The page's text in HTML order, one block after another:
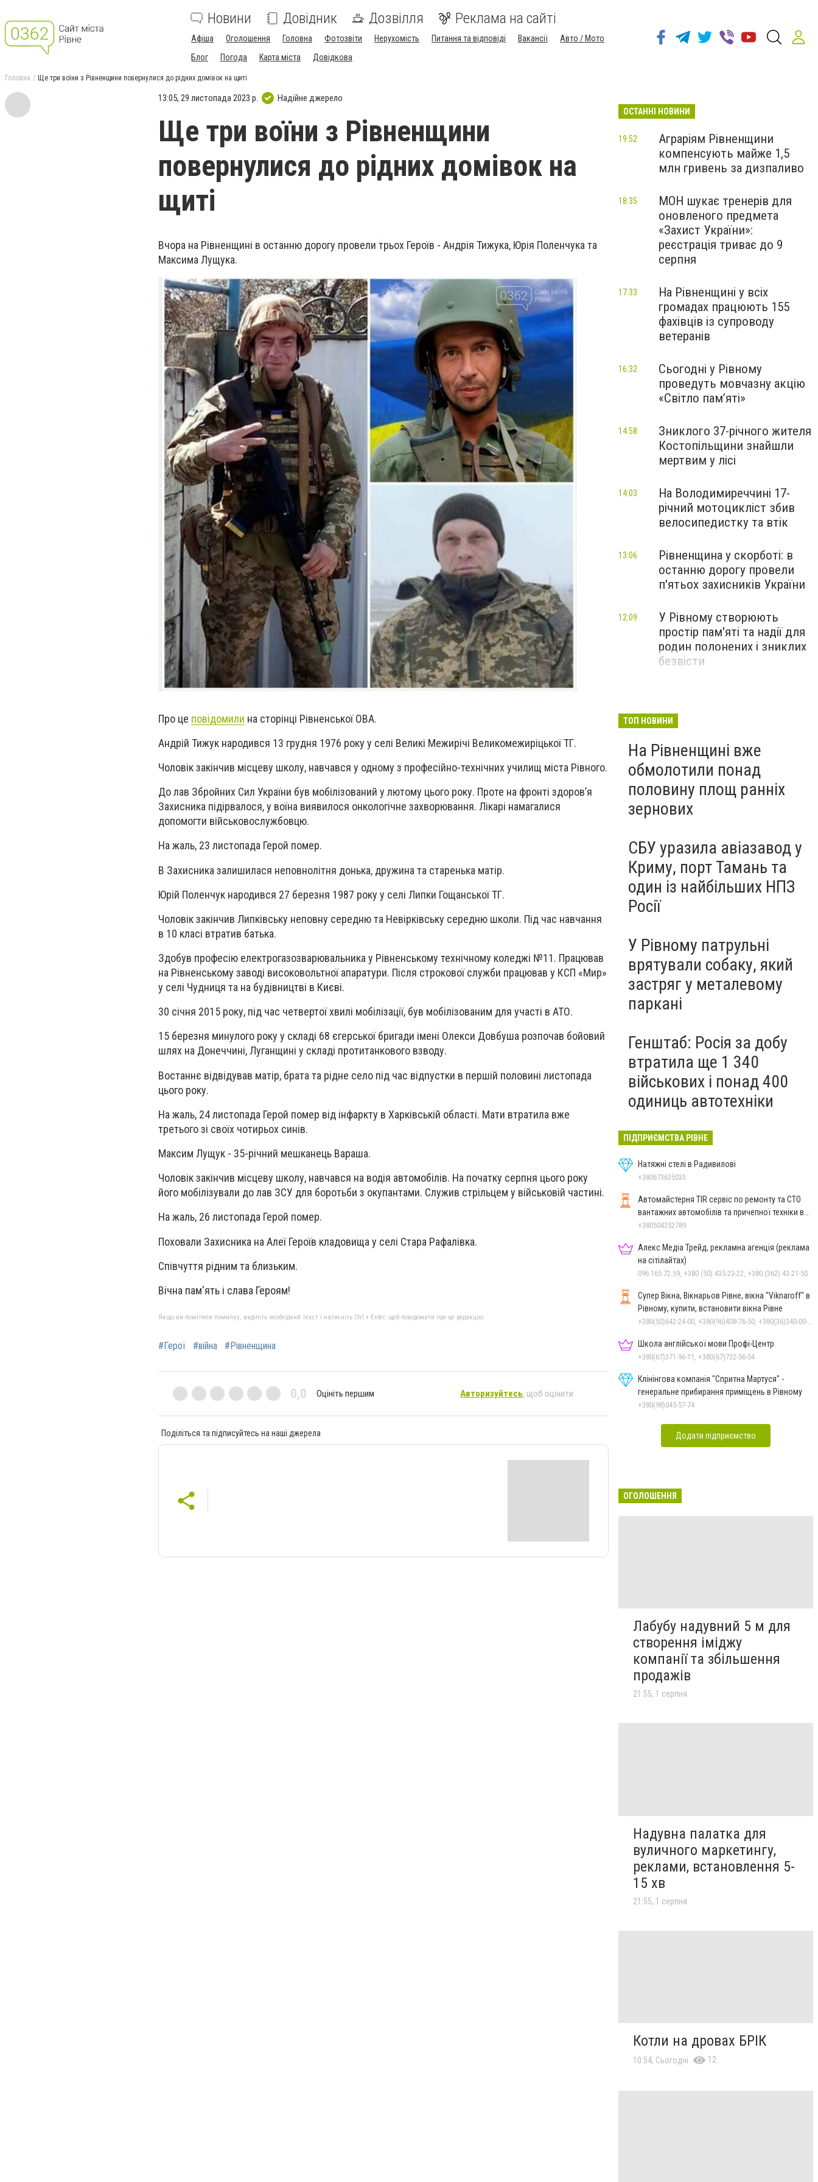
Новини Довідник Дозвілля Реклама на сайті
Афіша Оголошення Головна Фотозвіти Нерухомість Питання та відповіді Вакансії
Авто / Мото
Блог
Погода Карта міста Довідкова
Головна Ще три воїни з Рівненщини повернулися до рідних домівок на щиті
13:05, 29 листопада 2023 р. Надійне джерело
Ще три воїни з Рівненщини
повернулися до рідних домівок на
щиті
Вчора на Рівненщині в останню дорогу провели трьох Героїв - Андрія Тижука, Юрія Поленчука та
Максима Лущука.
Про це повідомили на сторінці Рівненської ОВА.
Андрій Тижук народився 13 грудня 1976 року у селі Великі Межирічі Великомежиріцької ТГ.
Чоловік закінчив місцеву школу, навчався у одному з професійно-технічних училищ міста Рівного.
До лав Збройних Сил України був мобілізований у лютому цього року. Проте на фронті здоров’я
Захисника підірвалося, у воїна виявилося онкологічне захворювання. Лікарі намагалися
допомогти військовослужбовцю.
На жаль, 23 листопада Герой помер.
В Захисника залишилася неповнолітня донька, дружина та старенька матір.
Юрій Поленчук народився 27 березня 1987 року у селі Липки Гощанської ТГ.
Чоловік закінчив Липківську неповну середню та Невірківську середню школи. Під час навчання
в 10 класі втратив батька.
Здобув професію електрогазозварювальника у Рівненському технічному коледжі №11. Працював
на Рівненському заводі високовольтної апаратури. Після строкової служби працював у КСП «Мир»
у селі Чудниця та на будівництві в Києві.
30 січня 2015 року, під час четвертої хвилі мобілізації, був мобілізованим для участі в АТО.
15 березня минулого року у складі 68 єгерської бригади імені Олекси Довбуша розпочав бойовий
шлях на Донеччині, Луганщині у складі протитанкового взводу.
Востаннє відвідував матір, брата та рідне село під час відпустки в першій половині листопада
цього року.
На жаль, 24 листопада Герой помер від інфаркту в Харківській області. Мати втратила вже
третього зі своїх чотирьох синів.
Максим Лущук - 35-річний мешканець Вараша.
Чоловік закінчив місцеву школу, навчався на водія автомобілів. На початку серпня цього року
його мобілізували до лав ЗСУ для боротьби з окупантами. Служив стрільцем у військовій частині.
На жаль, 26 листопада Герой помер.
Поховали Захисника на Алеї Героїв кладовища у селі Стара Рафалівка.
Співчуття рідним та близьким.
Вічна пам'ять і слава Героям!
Якщо ви помітили помилку, виділіть необхідний текст і натисніть Ctrl + Enter, щоб повідомити про це редакцію
#Герої #війна #Рівненщина
0,0 Оцініть першим Авторизуйтесь, щоб оцінити
Поділіться та підписуйтесь на наші джерела
ОСТАННІ НОВИНИ
Аграріям Рівненщини
компенсують майже 1,5
млн гривень за дизпаливо
19:52
МОН шукає тренерів для
оновленого предмета
«Захист України»:
реєстрація триває до 9
серпня
18:35
На Рівненщині у всіх
громадах працюють 155
фахівців із супроводу
ветеранів
17:33
Сьогодні у Рівному
проведуть мовчазну акцію
«Світло пам’яті»
16:32
Зниклого 37-річного жителя
Костопільщини знайшли
мертвим у лісі
14:58
На Володимиреччині 17-
річний мотоцикліст збив
велосипедистку та втік
14:03
Рівненщина у скорботі: в
останню дорогу провели
п'ятьох захисників України
13:06
У Рівному створюють
простір пам'яті та надії для
родин полонених і зниклих
безвісти
12:09
ТОП НОВИНИ
На Рівненщині вже
обмолотили понад
половину площ ранніх
зернових
СБУ уразила авіазавод у
Криму, порт Тамань та
один із найбільших НПЗ
Росії
У Рівному патрульні
врятували собаку, який
застряг у металевому
паркані
Генштаб: Росія за добу
втратила ще 1 340
військових і понад 400
одиниць автотехніки
ПІДПРИЄМСТВА РІВНЕ
Натяжні стелі в Радивилові
+380673635033
Автомайстерня TIR сервіс по ремонту та СТО
вантажних автомобілів та причепної техніки в
Рівному
+380504352789
Алекс Медіа Трейд, рекламна агенція (реклама
на сітілайтах)
096 165 72 59, +380 (50) 435-23-22, +380 (362) 43-21-50
Супер Вікна, Вікнарьов Рівне, вікна "Viknaroff" в
Рівному, купити, встановити вікна Рівне
+380(50)642-24-00, +380(96)408-76-50, +380(36)240-00-23, +380(98)705-00-23
Школа англійської мови Профі-Центр
+380(67)371-96-11, +380(67)732-56-54
Клінінгова компанія "Спритна Мартуся" -
генеральне прибирання приміщень в Рівному
+380(98)045-57-74
Додати підприємство
ОГОЛОШЕННЯ
Лабубу надувний 5 м для
створення іміджу
компанії та збільшення
продажів
21:55, 1 серпня
Надувна палатка для
вуличного маркетингу,
реклами, встановлення 5-
15 хв
21:55, 1 серпня
Котли на дровах БРІК
10:54, Сьогодні 12